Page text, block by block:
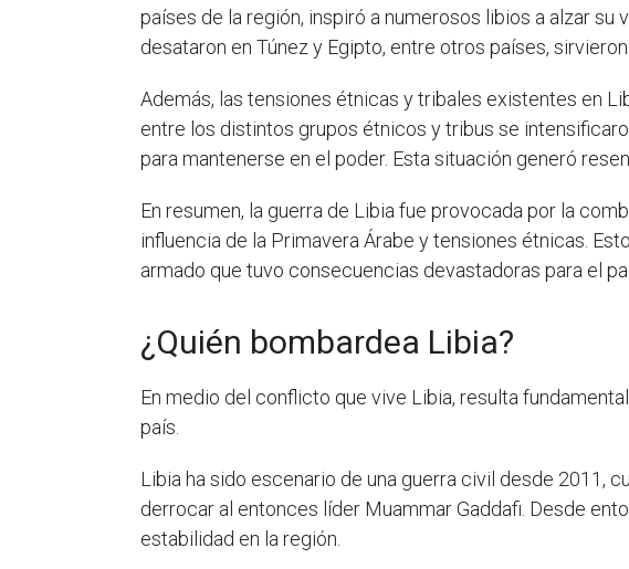
países de la región, inspiró a numerosos libios a alzar
desataron en Túnez y Egipto, entre otros países,
Además, las tensiones étnicas y tribales existentes en
entre los distintos grupos étnicos y tribus se
para mantenerse en el poder. Esta situación generó
En resumen, la guerra de Libia fue provocada por la
influencia de la Primavera Árabe y tensiones étnicas.
armado que tuvo consecuencias devastadoras para el
¿Quién bombardea Libia?
En medio del conflicto que vive Libia, resulta
país.
Libia ha sido escenario de una guerra civil desde 2011,
derrocar al entonces líder Muammar Gaddafi. Desde
estabilidad en la región.